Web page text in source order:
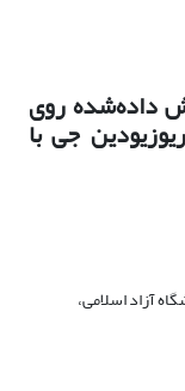
داده‌شده روی
جی با
آزاد اسلامی،